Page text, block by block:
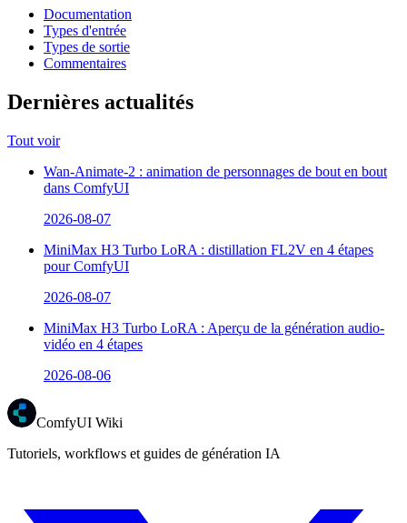
Documentation
Types d'entrée
Types de sortie
Commentaires
Dernières actualités
Tout voir
Wan-Animate-2 : animation de personnages de bout en bout
dans ComfyUI
2026-08-07
MiniMax H3 Turbo LoRA : distillation FL2V en 4 étapes
pour ComfyUI
2026-08-07
MiniMax H3 Turbo LoRA : Aperçu de la génération audio-
vidéo en 4 étapes
2026-08-06
ComfyUI Wiki
Tutoriels, workflows et guides de génération IA